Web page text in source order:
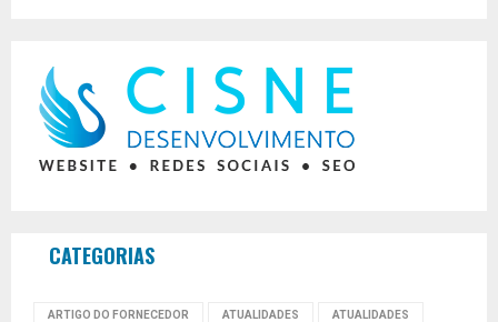
CATEGORIAS
ARTIGO DO FORNECEDOR ATUALIDADES ATUALIDADES